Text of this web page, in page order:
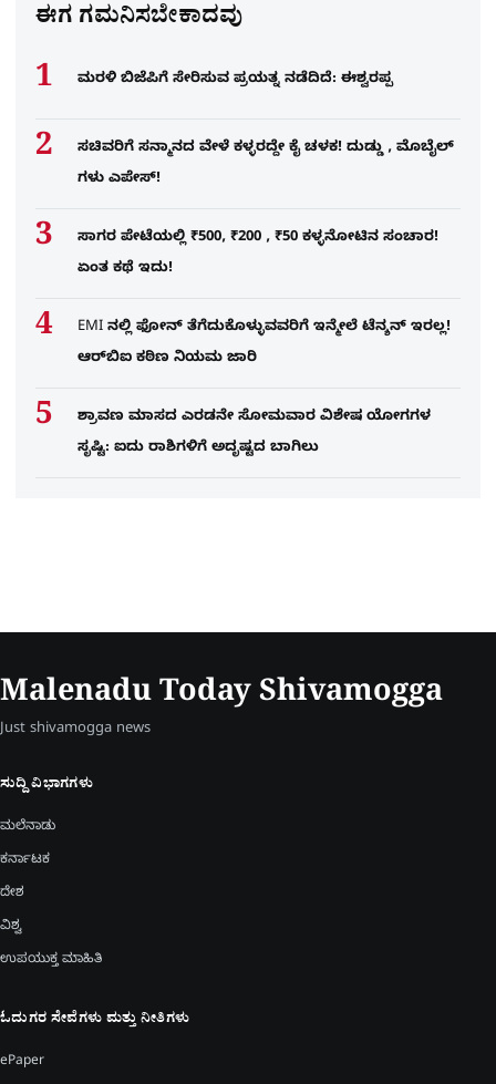
ಈಗ ಗಮನಿಸಬೇಕಾದವು
ಮರಳಿ ಬಿಜೆಪಿಗೆ ಸೇರಿಸುವ ಪ್ರಯತ್ನ ನಡೆದಿದೆ: ಈಶ್ವರಪ್ಪ
ಸಚಿವರಿಗೆ ಸನ್ಮಾನದ ವೇಳೆ ಕಳ್ಳರದ್ದೇ ಕೈ ಚಳಕ! ದುಡ್ಡು , ಮೊಬೈಲ್​
ಗಳು ಎಪೇಸ್!
ಸಾಗರ ಪೇಟೆಯಲ್ಲಿ ₹500, ₹200 , ₹50 ಕಳ್ಳನೋಟಿನ ಸಂಚಾರ!
ಏಂತ ಕಥೆ ಇದು!
EMI ನಲ್ಲಿ ಫೋನ್​ ತೆಗೆದುಕೊಳ್ಳುವವರಿಗೆ ಇನ್ಮೇಲೆ ಟೆನ್ಶನ್​ ಇರಲ್ಲ!
ಆರ್‌ಬಿಐ ಕಠಿಣ ನಿಯಮ ಜಾರಿ
ಶ್ರಾವಣ ಮಾಸದ ಎರಡನೇ ಸೋಮವಾರ ವಿಶೇಷ ಯೋಗಗಳ
ಸೃಷ್ಟಿ: ಐದು ರಾಶಿಗಳಿಗೆ ಅದೃಷ್ಟದ ಬಾಗಿಲು
Malenadu Today Shivamogga
Just shivamogga news
ಸುದ್ದಿ ವಿಭಾಗಗಳು
ಮಲೆನಾಡು
ಕರ್ನಾಟಕ
ದೇಶ
ವಿಶ್ವ
ಉಪಯುಕ್ತ ಮಾಹಿತಿ
ಓದುಗರ ಸೇವೆಗಳು ಮತ್ತು ನೀತಿಗಳು
ePaper